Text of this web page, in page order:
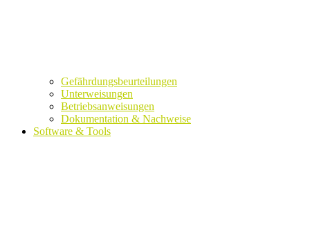
Gefährdungsbeurteilungen
Unterweisungen
Betriebsanweisungen
Dokumentation & Nachweise
Software & Tools